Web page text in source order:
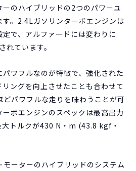
のハイブリッドの2つのパワーユ
。2.4Lガソリンターボエンジンは
で、アルファードには変わりに
れています。
ワフルなのが特徴で、強化された
ングを向上させたことも合わせて
パワフルな走りを味わうことが可
ボエンジンのスペックは最高出力
トルクが430 N・m (43.8 kgf・
ーターのハイブリッドのシステム